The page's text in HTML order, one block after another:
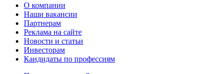
О компании
Наши вакансии
Партнерам
Реклама на сайте
Новости и статьи
Инвесторам
Кандидаты по профессиям